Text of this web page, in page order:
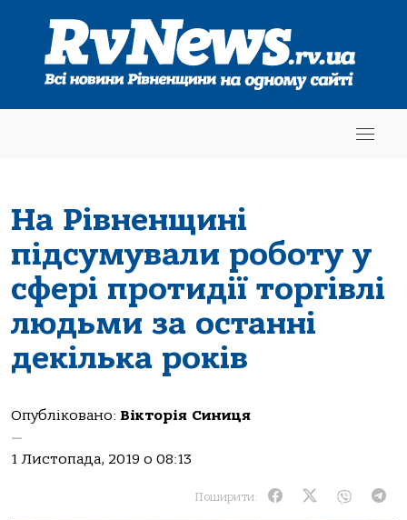
На Рівненщині
підсумували роботу у
сфері протидії торгівлі
людьми за останні
декілька років
Опубліковано: Вікторія Синиця
—
1 Листопада, 2019 о 08:13
Поширити: